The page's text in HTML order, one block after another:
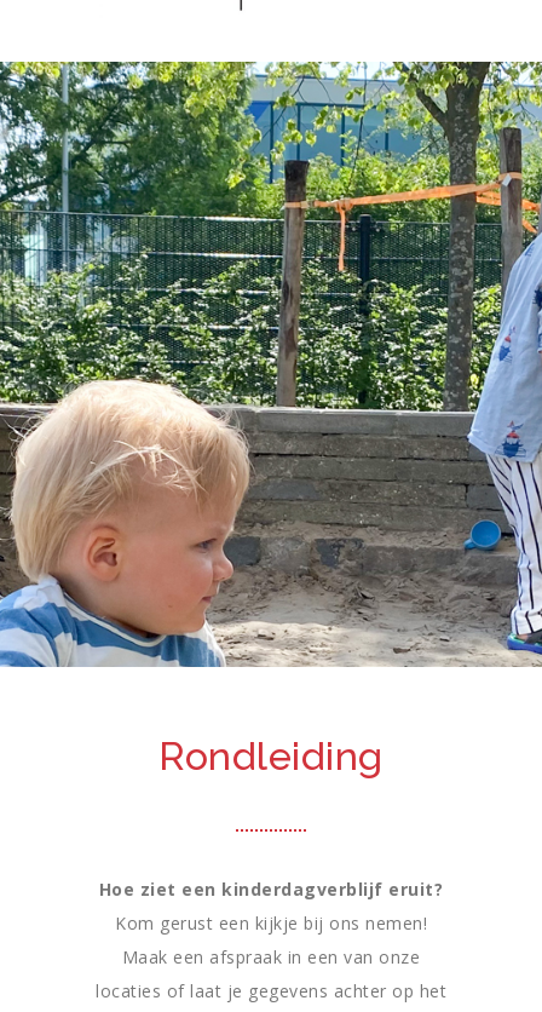
Rondleiding
Hoe ziet een kinderdagverblijf eruit?
Kom gerust een kijkje bij ons nemen!
Maak een afspraak in een van onze
locaties of laat je gegevens achter op het